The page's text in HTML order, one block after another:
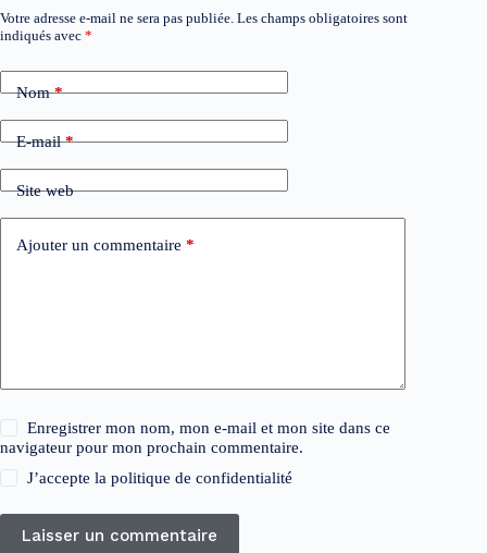
Votre adresse e-mail ne sera pas publiée. Les champs obligatoires sont
indiqués avec *
Nom*
E-mail*
Site web
Ajouter un commentaire *
Enregistrer mon nom, mon e-mail et mon site dans ce
navigateur pour mon prochain commentaire.
J’accepte lapolitique de confidentialité
Laisser un commentaire